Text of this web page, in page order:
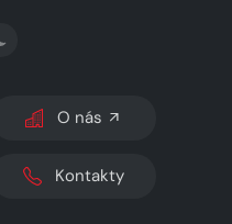
SVĚTLÝ/TMAVÝ REŽIM
O nás
Kontakty